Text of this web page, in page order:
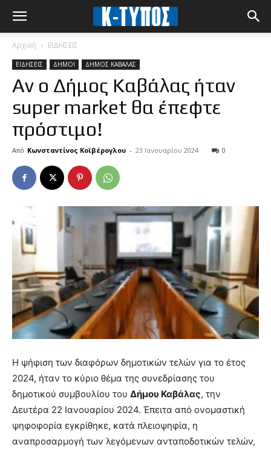
Αρχική ΕΙΔΗΣΕΙΣ
ΕΙΔΗΣΕΙΣ ΔΗΜΟΙ ΔΗΜΟΣ ΚΑΒΑΛΑΣ
Αν ο Δήμος Καβάλας ήταν
super market θα έπεφτε
πρόστιμο!
Από Κωνσταντίνος Κοϊβέρογλου - 23 Ιανουαρίου 2024 0
Η ψήφιση των διαφόρων δημοτικών τελών για το έτος
2024, ήταν το κύριο θέμα της συνεδρίασης του
δημοτικού συμβουλίου του Δήμου Καβάλας, την
Δευτέρα 22 Ιανουαρίου 2024. Έπειτα από ονομαστική
ψηφοφορία εγκρίθηκε, κατά πλειοψηφία, η
αναπροσαρμογή των λεγόμενων ανταποδοτικών τελών,